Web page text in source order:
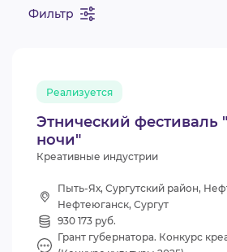
АНАЛИТИКА
ВИДЕОКУРСЫ
Фильтр
Этнический
ночи"
Реализуется
Креативные индустрии
Пыть-Ях, Сургутский район,
Нефтеюганск, Сургут
930 173 руб.
Грант губернатора. Конкурс